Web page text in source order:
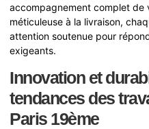
accompagnement complet de
méticuleuse à la livraison,
attention soutenue pour
exigeants.
Innovation et
tendances des
Paris 19ème